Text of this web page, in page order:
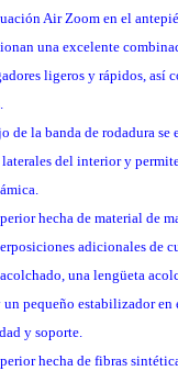
Air Zoom en el
una excelente
ligeros y rápidos, así
de la banda de rodadura se
laterales del interior y
hecha de material de
adicionales de
una lengüeta
pequeño estabilizador en
y soporte.
hecha de fibras